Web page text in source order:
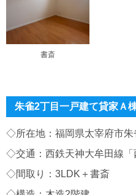
書斎
朱雀2丁目一戸建て貸家Ａ
◇所在地：福岡県太宰府市朱
◇交通：西鉄天神大牟田線「
◇間取り：3LDK＋書斎